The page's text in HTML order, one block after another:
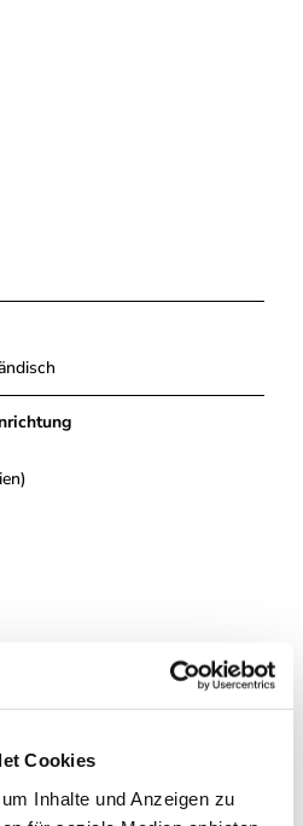
Cookies
Inhalte und Anzeigen zu